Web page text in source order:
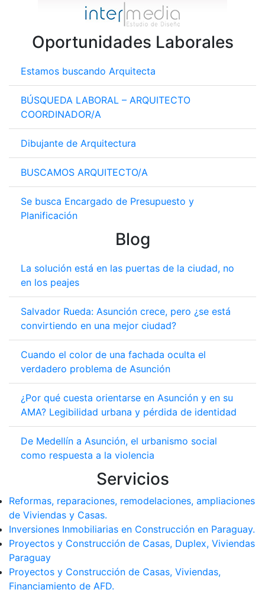
Oportunidades Laborales
Estamos buscando Arquitecta
BÚSQUEDA LABORAL – ARQUITECTO
COORDINADOR/A
Dibujante de Arquitectura
BUSCAMOS ARQUITECTO/A
Se busca Encargado de Presupuesto y
Planificación
Blog
La solución está en las puertas de la ciudad, no
en los peajes
Salvador Rueda: Asunción crece, pero ¿se está
convirtiendo en una mejor ciudad?
Cuando el color de una fachada oculta el
verdadero problema de Asunción
¿Por qué cuesta orientarse en Asunción y en su
AMA? Legibilidad urbana y pérdida de identidad
De Medellín a Asunción, el urbanismo social
como respuesta a la violencia
Servicios
Reformas, reparaciones, remodelaciones, ampliaciones
de Viviendas y Casas.
Inversiones Inmobiliarias en Construcción en Paraguay.
Proyectos y Construcción de Casas, Duplex, Viviendas
Paraguay
Proyectos y Construcción de Casas, Viviendas,
Financiamiento de AFD.